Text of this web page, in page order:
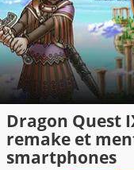
Dragon Quest
remake et
smartphones